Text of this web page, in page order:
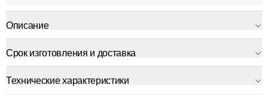
Описание
Срок изготовления и доставка
Технические характеристики